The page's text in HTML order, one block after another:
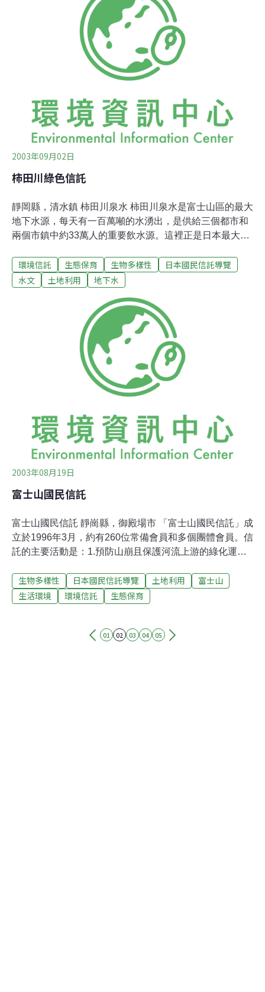
目前，本信託的會員超過300人。有110年歷史的輕井澤輕
井澤做為別墅度假區已有超過一世紀的歷史。此地廣受外
國使節、皇族成員、貴族、政商名流、知識分子，以及藝
術家所喜愛和光臨。輕井澤在它的歷史中不僅是度假區，
由於是重要人物交際往來的活動場所，這裡在日本進化成
現代化國家的過程中，扮演了舉足輕重的角色。110年的
到處可見雅緻的別墅。
2003年09月02日
柿田川綠色信託
靜岡縣，清水鎮 柿田川泉水 柿田川泉水是富士山區的最大
地下水源，每天有一百萬噸的水湧出，是供給三個都市和
兩個市鎮中約33萬人的重要飲水源。這裡正是日本最大的
生的翠鳥和蜻蜓、源氏螢，及櫻鮭、香魚等魚類。它如同
都市沙漠中的一片綠洲，從晚秋至冬季，無數的香魚會從
象。柿田川普遍被認為是日本僅存幾條清澈的河流之一，
也因此被選為「100個質佳且保存良好的水源」和「想要
持續保留到21世紀的日本自然環境」的其中之一。然而近
年來，由於地下水系上游的御殿場市和裾野市進行開發計
劃，使得雨水滲入量減少，再加上工業區日益增加的用水
量，使得水位高度下降。每日湧水量也從1963年時的131
環境信託 生態保育 生物多樣性
日本國民信託導覽
水文
土地利用 地下水
2003年08月19日
富士山國民信託
富士山國民信託 靜崗縣，御殿場市 「富士山國民信託」成
立於1996年3月，約有260位常備會員和多個團體會員。信
託的主要活動是：1.預防山崩且保護河流上游的綠化運
教育；4.達到信託目標所需的其他活動。 本信託目前正在
推動富士山東南面碎石區的綠化運動，且信託會員實際參
得荒蕪、枯寂。如果任由它這樣下去，我們的子孫未來將
生物多樣性 日本國民信託導覽 土地利用
富士山
生活環境
環境信託 生態保育
01 02 03 04 05